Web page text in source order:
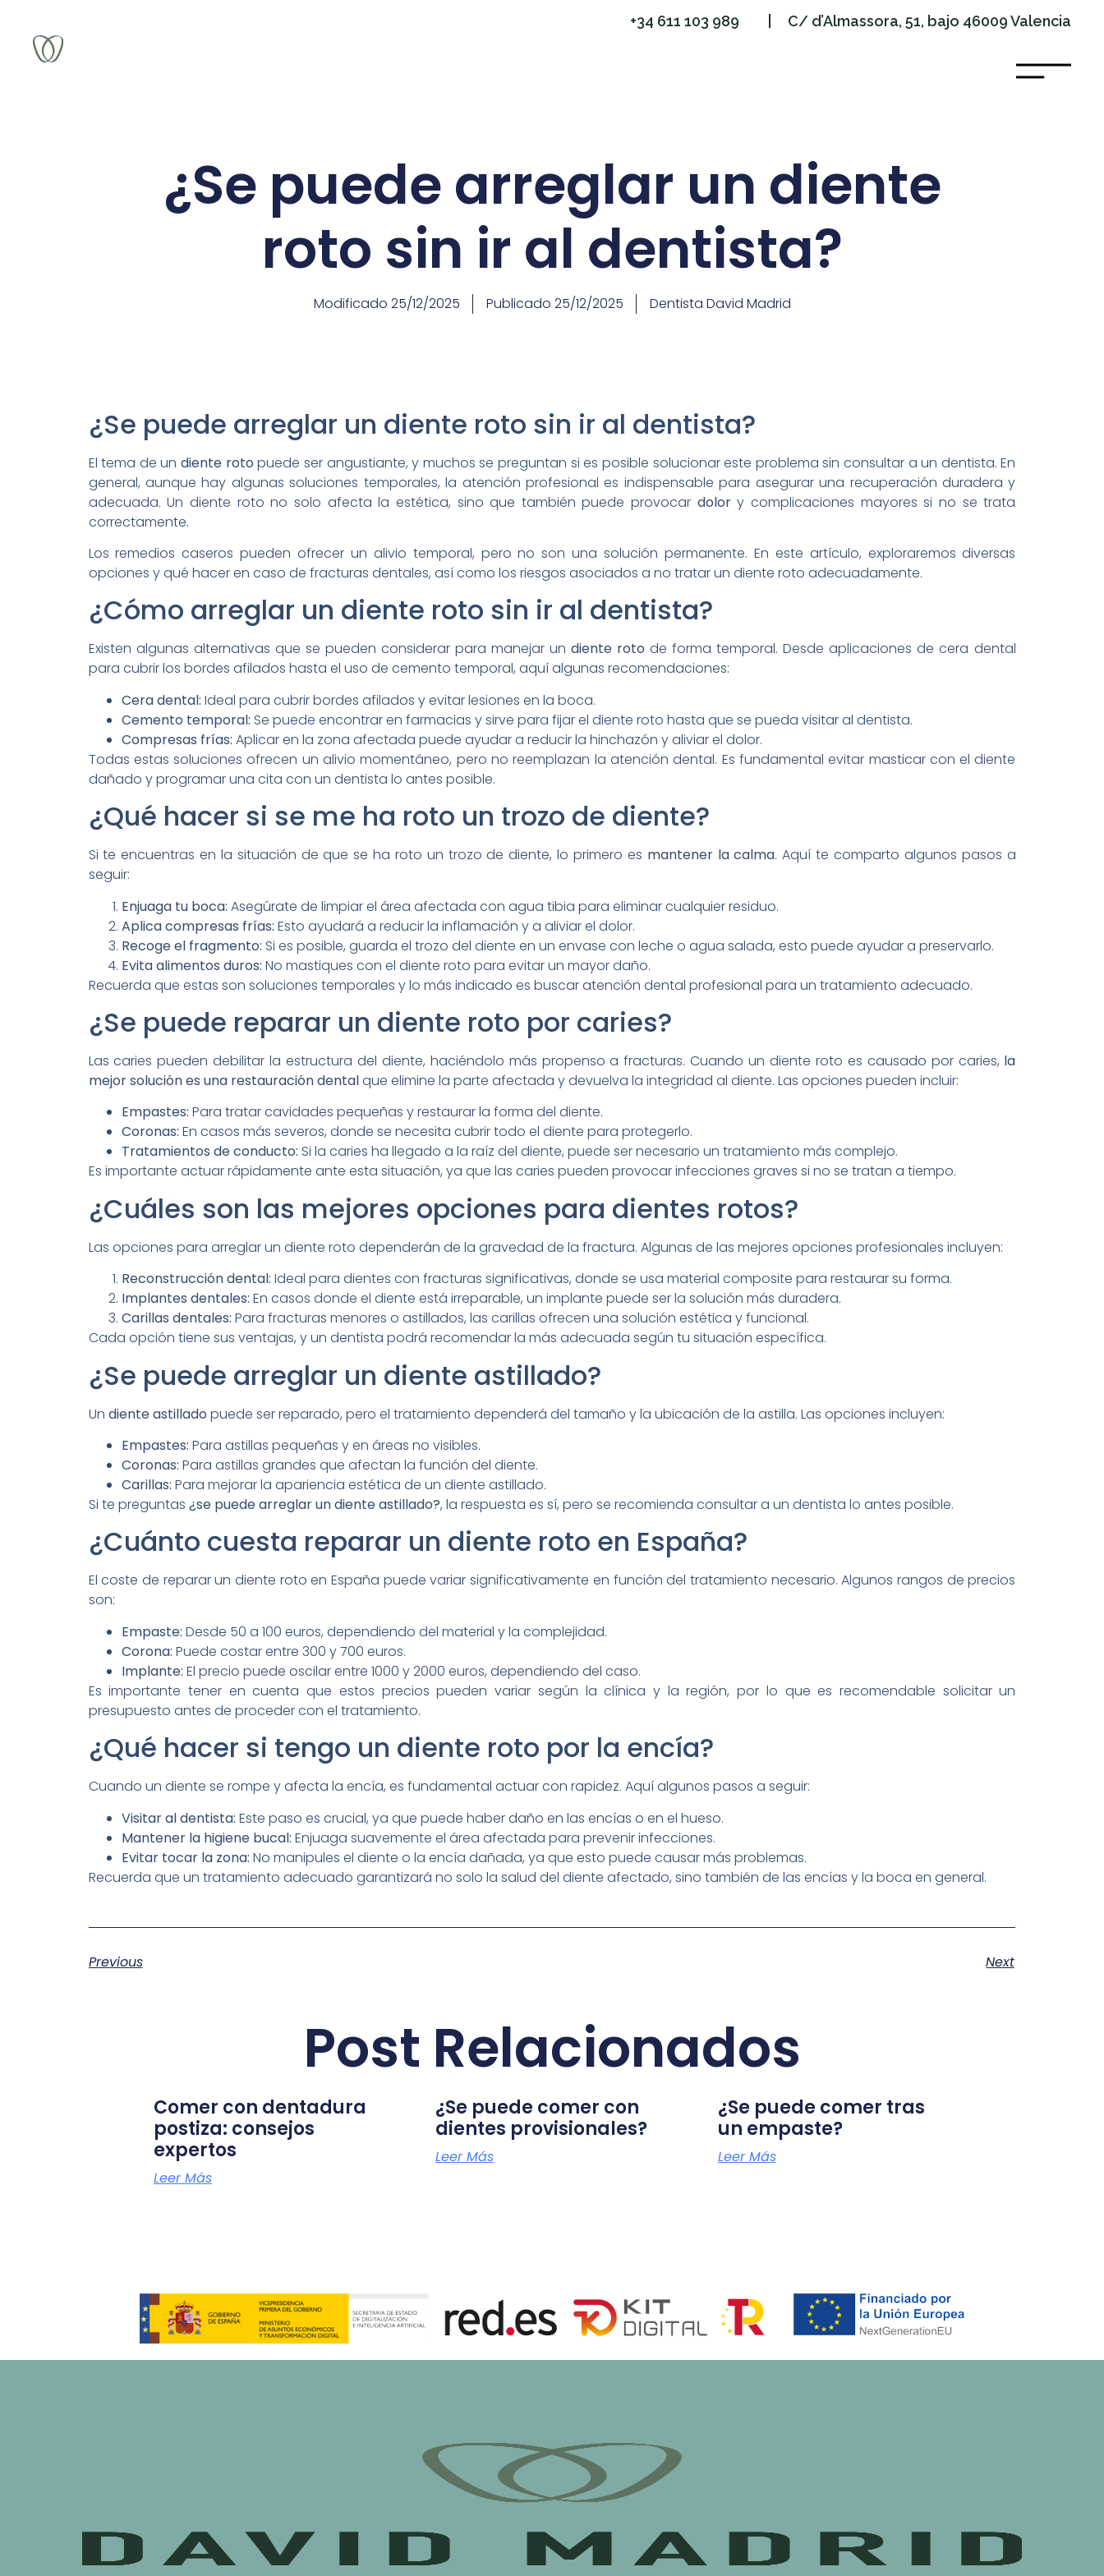
+34 611 103 989 | C/ d’Almassora, 51, bajo 46009 Valencia
¿Se puede arreglar un diente
roto sin ir al dentista?
Modificado 25/12/2025 Publicado 25/12/2025 Dentista David Madrid
¿Se puede arreglar un diente roto sin ir al dentista?
El tema de undiente roto puede ser angustiante, y muchos se preguntan si es posible solucionar este problema sin consultar a un dentista. En
general, aunque hay algunas soluciones temporales, la atención profesional es indispensable para asegurar una recuperación duradera y
adecuada. Un diente roto no solo afecta la estética, sino que también puede provocar dolory complicaciones mayores si no se trata
correctamente.
Los remedios caseros pueden ofrecer un alivio temporal, pero no son una solución permanente. En este artículo, exploraremos diversas
opciones y qué hacer en caso de fracturas dentales, así como los riesgos asociados a no tratar un diente roto adecuadamente.
¿Cómo arreglar un diente roto sin ir al dentista?
Existen algunas alternativas que se pueden considerar para manejar undiente roto de forma temporal. Desde aplicaciones de cera dental
para cubrir los bordes afilados hasta el uso de cemento temporal, aquí algunas recomendaciones:
Cera dental: Ideal para cubrir bordes afilados y evitar lesiones en la boca.
Cemento temporal: Se puede encontrar en farmacias y sirve para fijar el diente roto hasta que se pueda visitar al dentista.
Compresas frías: Aplicar en la zona afectada puede ayudar a reducir la hinchazón y aliviar el dolor.
Todas estas soluciones ofrecen un alivio momentáneo, pero no reemplazan la atención dental. Es fundamental evitar masticar con el diente
dañado y programar una cita con un dentista lo antes posible.
¿Qué hacer si se me ha roto un trozo de diente?
Si te encuentras en la situación de que se ha roto un trozo de diente, lo primero es mantener la calma. Aquí te comparto algunos pasos a
seguir:
Enjuaga tu boca: Asegúrate de limpiar el área afectada con agua tibia para eliminar cualquier residuo.
Aplica compresas frías: Esto ayudará a reducir la inflamación y a aliviar el dolor.
Recoge el fragmento: Si es posible, guarda el trozo del diente en un envase con leche o agua salada, esto puede ayudar a preservarlo.
Evita alimentos duros: No mastiques con el diente roto para evitar un mayor daño.
Recuerda que estas son soluciones temporales y lo más indicado es buscar atención dental profesional para un tratamiento adecuado.
¿Se puede reparar un diente roto por caries?
Las caries pueden debilitar la estructura del diente, haciéndolo más propenso a fracturas. Cuando un diente roto es causado por caries, la
mejor solución es una restauración dentalque elimine la parte afectada y devuelva la integridad al diente. Las opciones pueden incluir:
Empastes: Para tratar cavidades pequeñas y restaurar la forma del diente.
Coronas: En casos más severos, donde se necesita cubrir todo el diente para protegerlo.
Tratamientos de conducto: Si la caries ha llegado a la raíz del diente, puede ser necesario un tratamiento más complejo.
Es importante actuar rápidamente ante esta situación, ya que las caries pueden provocar infecciones graves si no se tratan a tiempo.
¿Cuáles son las mejores opciones para dientes rotos?
Las opciones para arreglar un diente roto dependerán de la gravedad de la fractura. Algunas de las mejores opciones profesionales incluyen:
Reconstrucción dental: Ideal para dientes con fracturas significativas, donde se usa material composite para restaurar su forma.
Implantes dentales: En casos donde el diente está irreparable, un implante puede ser la solución más duradera.
Carillas dentales: Para fracturas menores o astillados, las carillas ofrecen una solución estética y funcional.
Cada opción tiene sus ventajas, y un dentista podrá recomendar la más adecuada según tu situación específica.
¿Se puede arreglar un diente astillado?
Un diente astillado puede ser reparado, pero el tratamiento dependerá del tamaño y la ubicación de la astilla. Las opciones incluyen:
Empastes: Para astillas pequeñas y en áreas no visibles.
Coronas: Para astillas grandes que afectan la función del diente.
Carillas: Para mejorar la apariencia estética de un diente astillado.
Si te preguntas ¿se puede arreglar un diente astillado?, la respuesta es sí, pero se recomienda consultar a un dentista lo antes posible.
¿Cuánto cuesta reparar un diente roto en España?
El coste de reparar un diente roto en España puede variar significativamente en función del tratamiento necesario. Algunos rangos de precios
son:
Empaste: Desde 50 a 100 euros, dependiendo del material y la complejidad.
Corona: Puede costar entre 300 y 700 euros.
Implante: El precio puede oscilar entre 1000 y 2000 euros, dependiendo del caso.
Es importante tener en cuenta que estos precios pueden variar según la clínica y la región, por lo que es recomendable solicitar un
presupuesto antes de proceder con el tratamiento.
¿Qué hacer si tengo un diente roto por la encía?
Cuando un diente se rompe y afecta la encía, es fundamental actuar con rapidez. Aquí algunos pasos a seguir:
Visitar al dentista: Este paso es crucial, ya que puede haber daño en las encías o en el hueso.
Mantener la higiene bucal: Enjuaga suavemente el área afectada para prevenir infecciones.
Evitar tocar la zona: No manipules el diente o la encía dañada, ya que esto puede causar más problemas.
Recuerda que un tratamiento adecuado garantizará no solo la salud del diente afectado, sino también de las encías y la boca en general.
Previous Next
Post Relacionados
Comer con dentadura
postiza: consejos
expertos
Leer Más
¿Se puede comer con
dientes provisionales?
Leer Más
¿Se puede comer tras
un empaste?
Leer Más